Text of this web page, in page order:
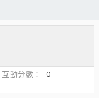
互動分數
0